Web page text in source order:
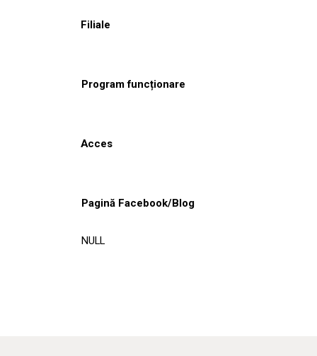
Filiale
Program funcționare
Acces
Pagină Facebook/Blog
NULL